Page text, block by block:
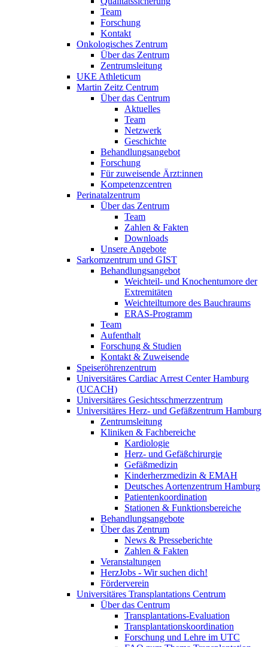
Team
Forschung
Kontakt
Onkologisches Zentrum
Über das Zentrum
Zentrumsleitung
UKE Athleticum
Martin Zeitz Centrum
Über das Centrum
Aktuelles
Team
Netzwerk
Geschichte
Behandlungsangebot
Forschung
Für zuweisende Ärzt:innen
Kompetenzcentren
Perinatalzentrum
Über das Zentrum
Team
Zahlen & Fakten
Downloads
Unsere Angebote
Sarkomzentrum und GIST
Behandlungsangebot
Weichteil- und Knochentumore der
Extremitäten
Weichteiltumore des Bauchraums
ERAS-Programm
Team
Aufenthalt
Forschung & Studien
Kontakt & Zuweisende
Speiseröhrenzentrum
Universitäres Cardiac Arrest Center Hamburg
(UCACH)
Universitäres Gesichtsschmerzzentrum
Universitäres Herz- und Gefäßzentrum Hamburg
Zentrumsleitung
Kliniken & Fachbereiche
Kardiologie
Herz- und Gefäßchirurgie
Gefäßmedizin
Kinderherzmedizin & EMAH
Deutsches Aortenzentrum Hamburg
Patientenkoordination
Stationen & Funktionsbereiche
Behandlungsangebote
Über das Zentrum
News & Presseberichte
Zahlen & Fakten
Veranstaltungen
HerzJobs - Wir suchen dich!
Förderverein
Universitäres Transplantations Centrum
Über das Centrum
Transplantations-Evaluation
Transplantationskoordination
Forschung und Lehre im UTC